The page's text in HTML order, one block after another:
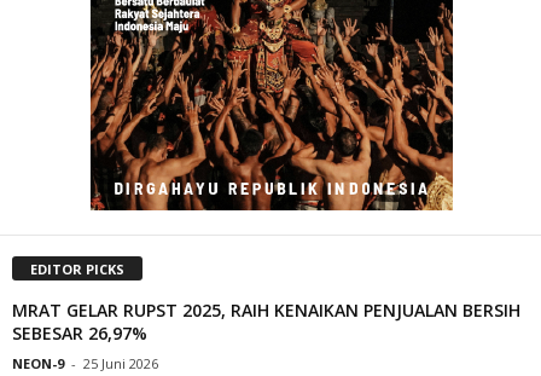
EDITOR PICKS
MRAT GELAR RUPST 2025, RAIH KENAIKAN PENJUALAN BERSIH
SEBESAR 26,97%
NEON-9 - 25 Juni 2026